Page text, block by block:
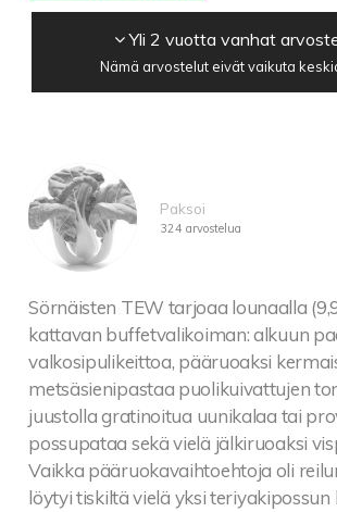
Yli 2 vuotta vanhat
Nämä arvostelut eivät vaikuta
Paksoi
324 arvostelua
Sörnäisten TEW tarjoaa lounaalla
kattavan buffetvalikoiman: alkuun
valkosipulikeittoa, pääruoaksi
metsäsienipastaa puolikuivattujen
juustolla gratinoitua uunikalaa tai
possupataa sekä vielä jälkiruoaksi
Vaikka pääruokavaihtoehtoja oli
löytyi tiskiltä vielä yksi teriyakipossun